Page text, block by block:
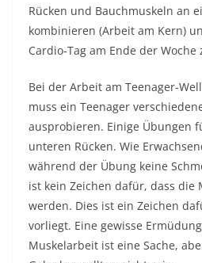
Rücken und Bauchmuskeln an
kombinieren (Arbeit am Kern)
Cardio-Tag am Ende der
Bei der Arbeit am Teenager-
muss ein Teenager
ausprobieren. Einige Übungen
unteren Rücken. Wie
während der Übung keine
ist kein Zeichen dafür, dass
werden. Dies ist ein Zeichen
vorliegt. Eine gewisse
Muskelarbeit ist eine Sache,